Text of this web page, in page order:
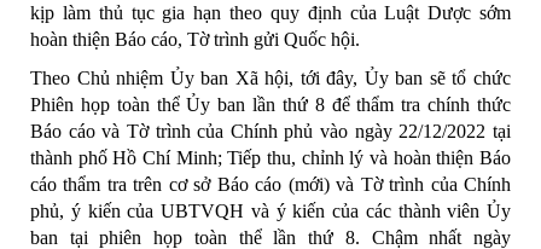
kịp làm thủ tục gia hạn theo quy định của Luật Dược sớm
hoàn thiện Báo cáo, Tờ trình gửi Quốc hội.
Theo Chủ nhiệm Ủy ban Xã hội, tới đây, Ủy ban sẽ tổ chức
Phiên họp toàn thể Ủy ban lần thứ 8 để thẩm tra chính thức
Báo cáo và Tờ trình của Chính phủ vào ngày 22/12/2022 tại
thành phố Hồ Chí Minh; Tiếp thu, chỉnh lý và hoàn thiện Báo
cáo thẩm tra trên cơ sở Báo cáo (mới) và Tờ trình của Chính
phủ, ý kiến của UBTVQH và ý kiến của các thành viên Ủy
ban tại phiên họp toàn thể lần thứ 8. Chậm nhất ngày